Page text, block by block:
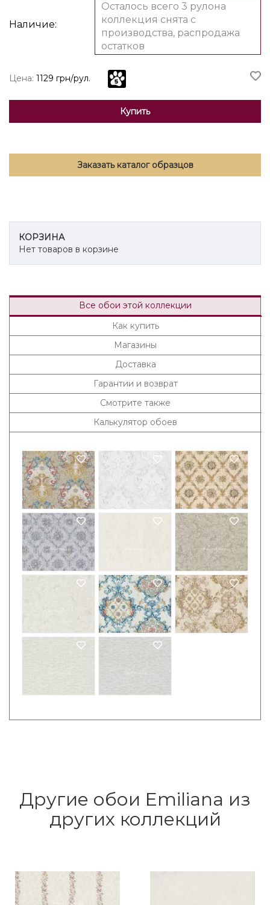
Наличие:
Осталось всего 3 рулона
коллекция снята с
производства, распродажа
остатков
Цена: 1129 грн/рул.
Купить
Заказать каталог образцов
КОРЗИНА
Нет товаров в корзине
Все обои этой коллекции
Как купить
Магазины
Доставка
Гарантии и возврат
Смотрите также
Калькулятор обоев
Другие обои Emiliana из
других коллекций